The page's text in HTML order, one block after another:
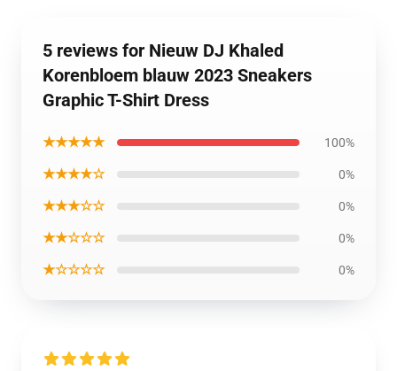
5 reviews for Nieuw DJ Khaled
Korenbloem blauw 2023 Sneakers
Graphic T-Shirt Dress
★★★★★ 100%
★★★★☆ 0%
★★★☆☆ 0%
★★☆☆☆ 0%
★☆☆☆☆ 0%